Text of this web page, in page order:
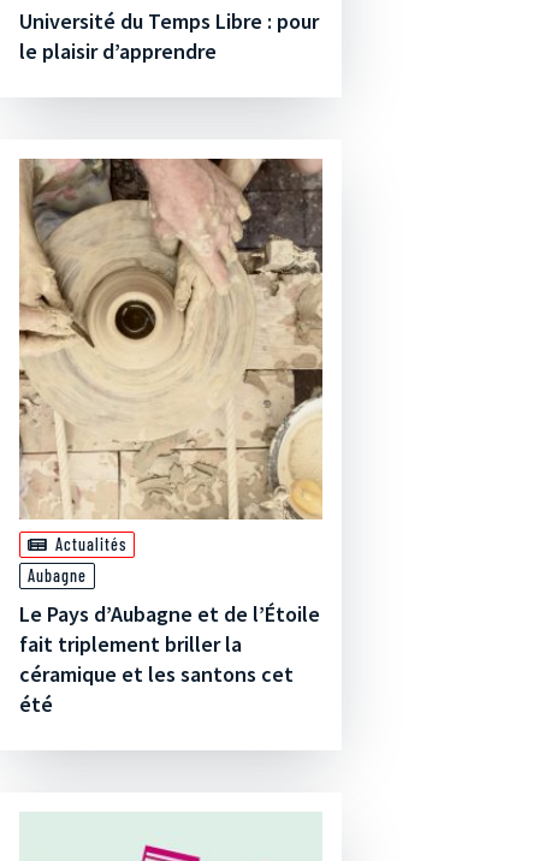
Université du Temps Libre : pour
le plaisir d’apprendre
Actualités
Aubagne
Le Pays d’Aubagne et de l’Étoile
fait triplement briller la
céramique et les santons cet
été